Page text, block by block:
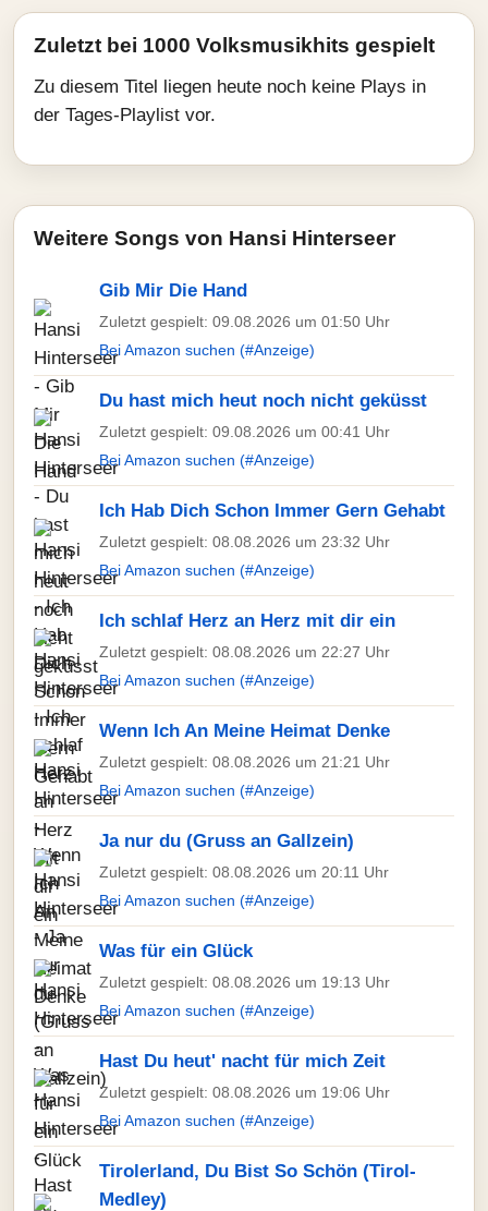
Zuletzt bei 1000 Volksmusikhits gespielt
Zu diesem Titel liegen heute noch keine Plays in
der Tages-Playlist vor.
Weitere Songs von Hansi Hinterseer
Gib Mir Die Hand
Zuletzt gespielt: 09.08.2026 um 01:50 Uhr
Bei Amazon suchen (#Anzeige)
Du hast mich heut noch nicht geküsst
Zuletzt gespielt: 09.08.2026 um 00:41 Uhr
Bei Amazon suchen (#Anzeige)
Ich Hab Dich Schon Immer Gern Gehabt
Zuletzt gespielt: 08.08.2026 um 23:32 Uhr
Bei Amazon suchen (#Anzeige)
Ich schlaf Herz an Herz mit dir ein
Zuletzt gespielt: 08.08.2026 um 22:27 Uhr
Bei Amazon suchen (#Anzeige)
Wenn Ich An Meine Heimat Denke
Zuletzt gespielt: 08.08.2026 um 21:21 Uhr
Bei Amazon suchen (#Anzeige)
Ja nur du (Gruss an Gallzein)
Zuletzt gespielt: 08.08.2026 um 20:11 Uhr
Bei Amazon suchen (#Anzeige)
Was für ein Glück
Zuletzt gespielt: 08.08.2026 um 19:13 Uhr
Bei Amazon suchen (#Anzeige)
Hast Du heut' nacht für mich Zeit
Zuletzt gespielt: 08.08.2026 um 19:06 Uhr
Bei Amazon suchen (#Anzeige)
Tirolerland, Du Bist So Schön (Tirol-
Medley)